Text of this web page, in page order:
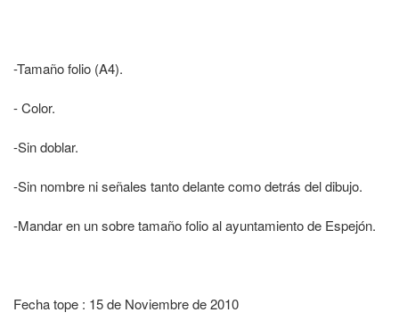
-Tamaño folio (A4).
- Color.
-Sin doblar.
-Sin nombre ni señales tanto delante como detrás del dibujo.
-Mandar en un sobre tamaño folio al ayuntamiento de Espejón.
Fecha tope : 15 de Noviembre de 2010